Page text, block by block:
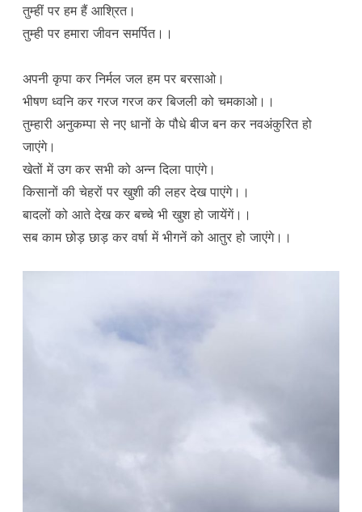
तुम्हीं पर हम हैं आश्रित।
तुम्ही पर हमारा जीवन समर्पित।।
अपनी कृपा कर निर्मल जल हम पर बरसाओ।
भीषण ध्वनि कर गरज गरज कर बिजली को चमकाओ।।
तुम्हारी अनुकम्पा से नए धानों के पौधे बीज बन कर नवअंकुरित हो
जाएंगे।
खेतों में उग कर सभी को अन्न दिला पाएंगे।
किसानों की चेहरों पर खुशी की लहर देख पाएंगे।।
बादलों को आते देख कर बच्चे भी खुश हो जायेंगें।।
सब काम छोड़ छाड़ कर वर्षा में भीगनें को आतुर हो जाएंगे।।